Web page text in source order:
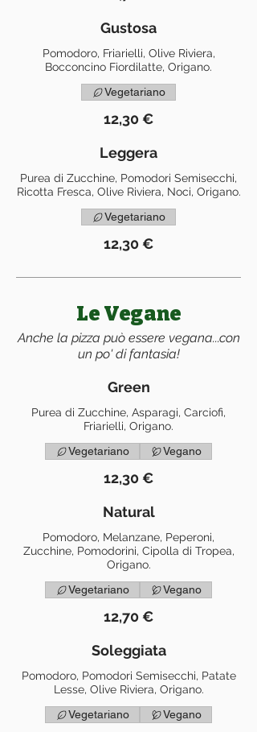
Gustosa
Pomodoro, Friarielli, Olive Riviera,
Bocconcino Fiordilatte, Origano.
12,30 €
Vegetariano
Leggera
Purea di Zucchine, Pomodori Semisecchi,
Ricotta Fresca, Olive Riviera, Noci, Origano.
12,30 €
Vegetariano
Le Vegane
Anche la pizza può essere vegana...con
un po' di fantasia!
Green
Purea di Zucchine, Asparagi, Carciofi,
Friarielli, Origano.
12,30 €
Vegetariano Vegano
Natural
Pomodoro, Melanzane, Peperoni,
Zucchine, Pomodorini, Cipolla di Tropea,
Origano.
12,70 €
Vegetariano Vegano
Soleggiata
Pomodoro, Pomodori Semisecchi, Patate
Lesse, Olive Riviera, Origano.
Vegetariano Vegano